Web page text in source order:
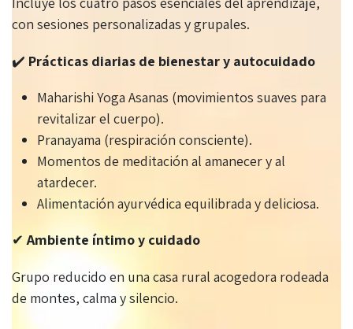
con sesiones personalizadas y grupales.
✔️ Prácticas diarias de bienestar y autocuidado
Maharishi Yoga Asanas (movimientos suaves para
revitalizar el cuerpo).
Pranayama (respiración consciente).
Momentos de meditación al amanecer y al
atardecer.
Alimentación ayurvédica equilibrada y deliciosa.
✔Ambiente íntimo y cuidado
Grupo reducido en una casa rural acogedora rodeada
de montes, calma y silencio.